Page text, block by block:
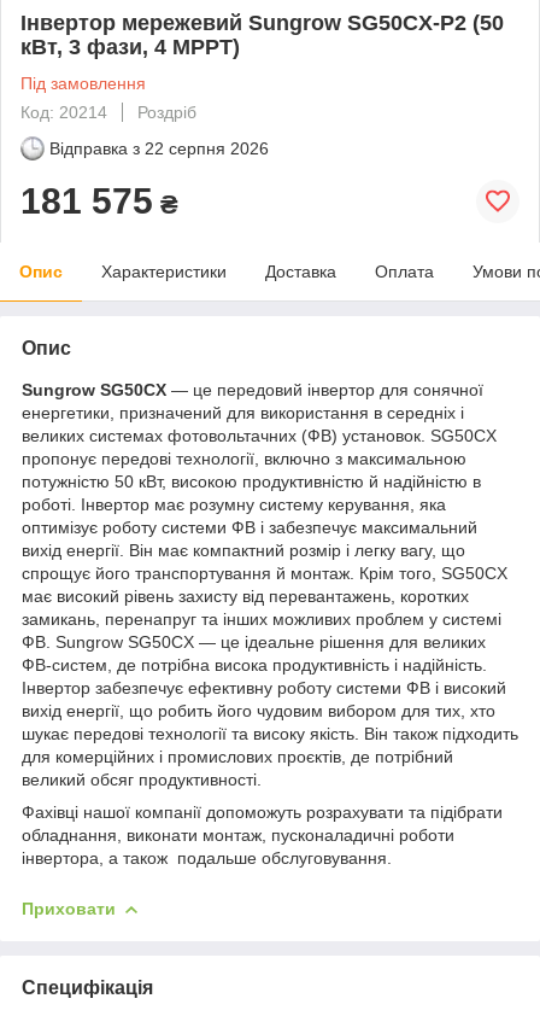
Інвертор мережевий Sungrow SG50CX-P2 (50
кВт, 3 фази, 4 MPPT)
Під замовлення
Код: 20214
Роздріб
Відправка з 22 серпня 2026
181 575 ₴
Опис Характеристики Доставка Оплата Умови
Опис
Sungrow SG50CX — це передовий інвертор для сонячної
енергетики, призначений для використання в середніх і
великих системах фотовольтачних (ФВ) установок. SG50CX
пропонує передові технології, включно з максимальною
потужністю 50 кВт, високою продуктивністю й надійністю в
роботі. Інвертор має розумну систему керування, яка
оптимізує роботу системи ФВ і забезпечує максимальний
вихід енергії. Він має компактний розмір і легку вагу, що
спрощує його транспортування й монтаж. Крім того, SG50CX
має високий рівень захисту від перевантажень, коротких
замикань, перенапруг та інших можливих проблем у системі
ФВ. Sungrow SG50CX — це ідеальне рішення для великих
ФВ-систем, де потрібна висока продуктивність і надійність.
Інвертор забезпечує ефективну роботу системи ФВ і високий
вихід енергії, що робить його чудовим вибором для тих, хто
шукає передові технології та високу якість. Він також підходить
для комерційних і промислових проєктів, де потрібний
великий обсяг продуктивності.
Фахівці нашої компанії допоможуть розрахувати та підібрати
обладнання, виконати монтаж, пусконаладичні роботи
інвертора, а також подальше обслуговування.
Приховати
Специфікація